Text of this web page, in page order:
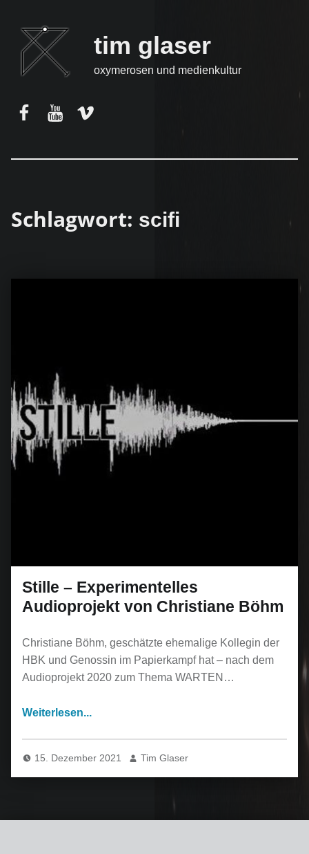
tim glaser
oxymerosen und medienkultur
Schlagwort: scifi
Stille – Experimentelles
Audioprojekt von Christiane Böhm
Christiane Böhm, geschätzte ehemalige Kollegin der
HBK und Genossin im Papierkampf hat – nach dem
Audioprojekt 2020 zum Thema WARTEN…
15. Dezember 2021 Tim Glaser